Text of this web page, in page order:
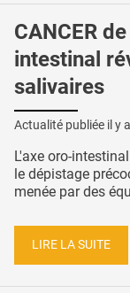
CANCER
intestinal
salivaires
Actualité publiée il y a
L'axe oro-
le dépistage
menée par des
LIRE LA SUITE